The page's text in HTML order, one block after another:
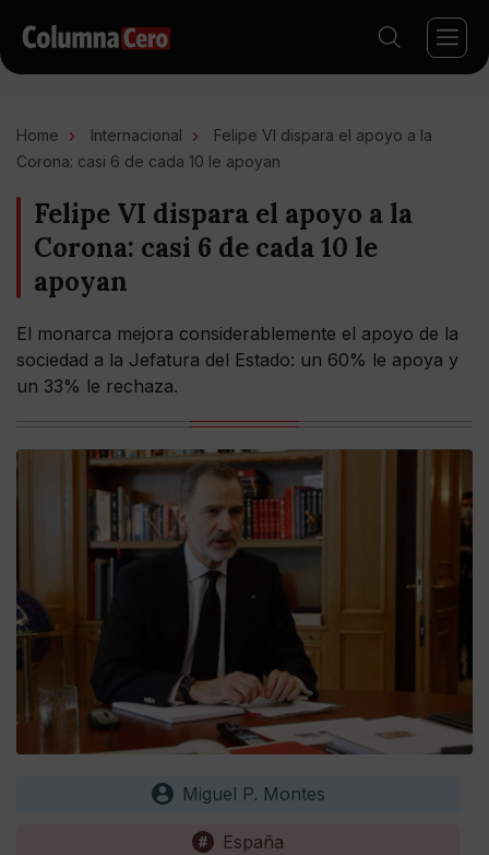
Home Internacional
Felipe VI dispara el apoyo a la
Corona: casi 6 de cada 10 le apoyan
Felipe VI dispara el apoyo a la
Corona: casi 6 de cada 10 le
apoyan
El monarca mejora considerablemente el apoyo de la
sociedad a la Jefatura del Estado: un 60% le apoya y
un 33% le rechaza.
Miguel P. Montes
España